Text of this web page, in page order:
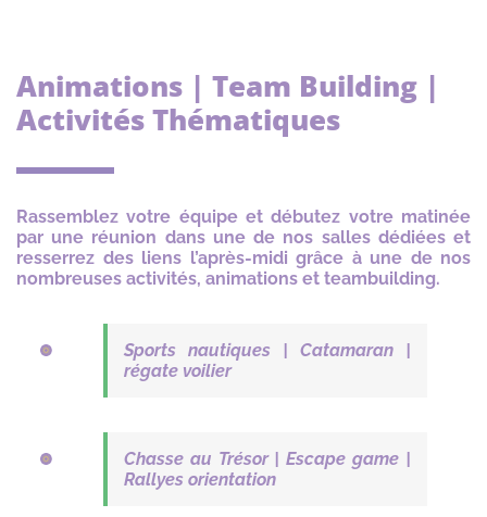
Animations | Team Building |
Activités Thématiques
Rassemblez votre équipe et débutez votre matinée
par une réunion dans une de nos salles dédiées et
resserrez des liens l’après-midi grâce à une de nos
nombreuses activités, animations et teambuilding.
Sports nautiques | Catamaran |
régate voilier
Chasse au Trésor | Escape game |
Rallyes orientation